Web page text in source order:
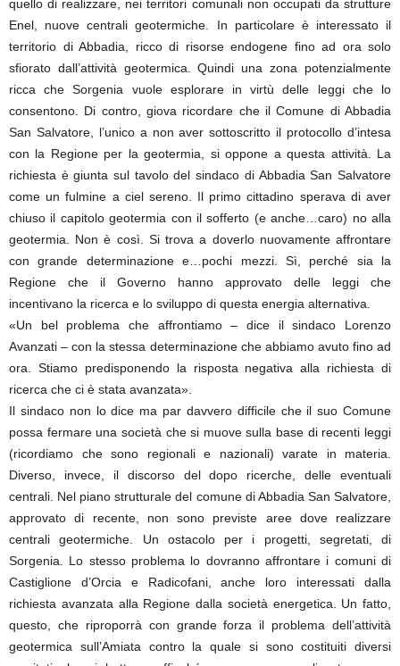
quello di realizzare, nei territori comunali non occupati da strutture
Enel, nuove centrali geotermiche. In particolare è interessato il
territorio di Abbadia, ricco di risorse endogene fino ad ora solo
sfiorato dall’attività geotermica. Quindi una zona potenzialmente
ricca che Sorgenia vuole esplorare in virtù delle leggi che lo
consentono. Di contro, giova ricordare che il Comune di Abbadia
San Salvatore, l’unico a non aver sottoscritto il protocollo d’intesa
con la Regione per la geotermia, si oppone a questa attività. La
richiesta è giunta sul tavolo del sindaco di Abbadia San Salvatore
come un fulmine a ciel sereno. Il primo cittadino sperava di aver
chiuso il capitolo geotermia con il sofferto (e anche…caro) no alla
geotermia. Non è così. Si trova a doverlo nuovamente affrontare
con grande determinazione e…pochi mezzi. Sì, perché sia la
Regione che il Governo hanno approvato delle leggi che
incentivano la ricerca e lo sviluppo di questa energia alternativa.
«Un bel problema che affrontiamo – dice il sindaco Lorenzo
Avanzati – con la stessa determinazione che abbiamo avuto fino ad
ora. Stiamo predisponendo la risposta negativa alla richiesta di
ricerca che ci è stata avanzata».
Il sindaco non lo dice ma par davvero difficile che il suo Comune
possa fermare una società che si muove sulla base di recenti leggi
(ricordiamo che sono regionali e nazionali) varate in materia.
Diverso, invece, il discorso del dopo ricerche, delle eventuali
centrali. Nel piano strutturale del comune di Abbadia San Salvatore,
approvato di recente, non sono previste aree dove realizzare
centrali geotermiche. Un ostacolo per i progetti, segretati, di
Sorgenia. Lo stesso problema lo dovranno affrontare i comuni di
Castiglione d’Orcia e Radicofani, anche loro interessati dalla
richiesta avanzata alla Regione dalla società energetica. Un fatto,
questo, che riproporrà con grande forza il problema dell’attività
geotermica sull’Amiata contro la quale si sono costituiti diversi